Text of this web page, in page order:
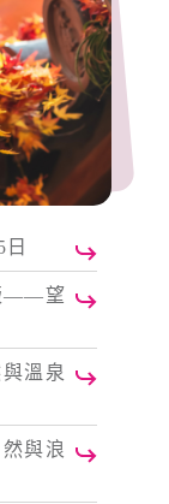
——望
溫泉
與浪